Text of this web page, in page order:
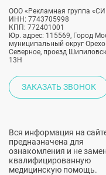
ООО «Рекламная группа
ИНН: 7743705998
КПП: 772401001
Юр. адрес: 115569, Город
муниципальный округ
Северное, проезд
13Н
ЗАКАЗАТЬ ЗВОНОК
Вся информация на
предназначена для
ознакомления и не
квалифицированную
медицинскую помощь.